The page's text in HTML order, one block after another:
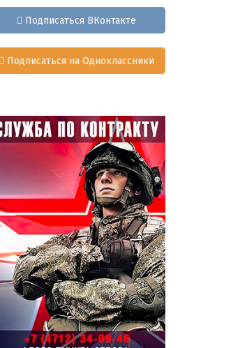
Подписаться ВКонтакте
Подписаться на Одноклассники